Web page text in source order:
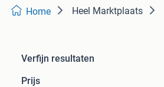
Home Heel Marktplaats
Verfijn resultaten
Prijs